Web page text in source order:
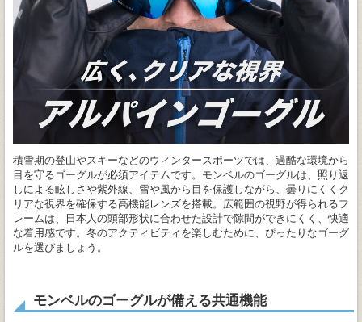
積雪期の登山やスキーなどのウィンタースポーツでは、過酷な環境から
目を守るゴーグルが必須アイテムです。モンベルのゴーグルは、照り返
しによる眩しさや紫外線、雪や風から目を保護しながら、曇りにくくク
リアな視界を確保する高機能レンズを搭載。広範囲の視野が得られるフ
レームは、日本人の頭部形状に合わせた設計で隙間ができにくく、快適
な着用感です。冬のアクティビティを楽しむために、ぴったりなゴーグ
ルを選びましょう。
モンベルのゴーグルが備える共通機能